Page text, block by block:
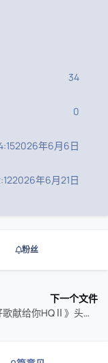
34
0
2026年6月6日
2026年6月21日
粉丝
下一个文件
雷安娜《好歌献给你HQⅡ》头版限量编号 2026 WAV cue 整轨